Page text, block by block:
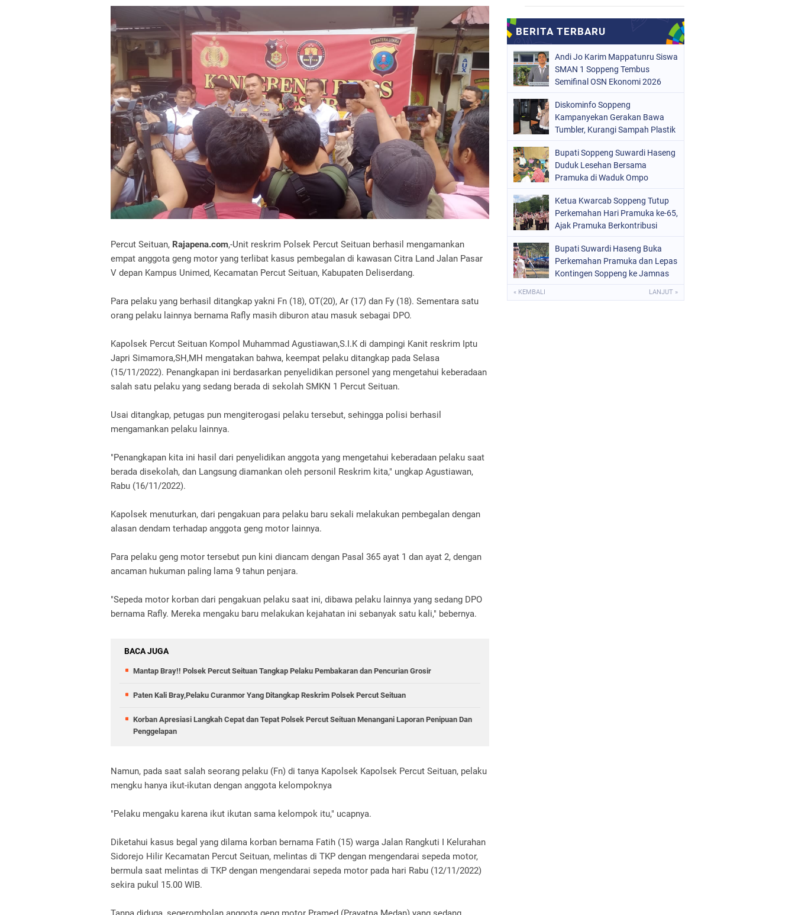
Percut Seituan, Rajapena.com,-Unit reskrim Polsek Percut Seituan berhasil mengamankan
empat anggota geng motor yang terlibat kasus pembegalan di kawasan Citra Land Jalan Pasar
V depan Kampus Unimed, Kecamatan Percut Seituan, Kabupaten Deliserdang.
Para pelaku yang berhasil ditangkap yakni Fn (18), OT(20), Ar (17) dan Fy (18). Sementara satu
orang pelaku lainnya bernama Rafly masih diburon atau masuk sebagai DPO.
Kapolsek Percut Seituan Kompol Muhammad Agustiawan,S.I.K di dampingi Kanit reskrim Iptu
Japri Simamora,SH,MH mengatakan bahwa, keempat pelaku ditangkap pada Selasa
(15/11/2022). Penangkapan ini berdasarkan penyelidikan personel yang mengetahui keberadaan
salah satu pelaku yang sedang berada di sekolah SMKN 1 Percut Seituan.
Usai ditangkap, petugas pun mengiterogasi pelaku tersebut, sehingga polisi berhasil
mengamankan pelaku lainnya.
"Penangkapan kita ini hasil dari penyelidikan anggota yang mengetahui keberadaan pelaku saat
berada disekolah, dan Langsung diamankan oleh personil Reskrim kita," ungkap Agustiawan,
Rabu (16/11/2022).
Kapolsek menuturkan, dari pengakuan para pelaku baru sekali melakukan pembegalan dengan
alasan dendam terhadap anggota geng motor lainnya.
Para pelaku geng motor tersebut pun kini diancam dengan Pasal 365 ayat 1 dan ayat 2, dengan
ancaman hukuman paling lama 9 tahun penjara.
"Sepeda motor korban dari pengakuan pelaku saat ini, dibawa pelaku lainnya yang sedang DPO
bernama Rafly. Mereka mengaku baru melakukan kejahatan ini sebanyak satu kali," bebernya.
BACA JUGA
Mantap Bray!! Polsek Percut Seituan Tangkap Pelaku Pembakaran dan Pencurian Grosir
Paten Kali Bray,Pelaku Curanmor Yang Ditangkap Reskrim Polsek Percut Seituan
Korban Apresiasi Langkah Cepat dan Tepat Polsek Percut Seituan Menangani Laporan Penipuan Dan
Penggelapan
Namun, pada saat salah seorang pelaku (Fn) di tanya Kapolsek Kapolsek Percut Seituan, pelaku
mengku hanya ikut-ikutan dengan anggota kelompoknya
"Pelaku mengaku karena ikut ikutan sama kelompok itu," ucapnya.
Diketahui kasus begal yang dilama korban bernama Fatih (15) warga Jalan Rangkuti I Kelurahan
Sidorejo Hilir Kecamatan Percut Seituan, melintas di TKP dengan mengendarai sepeda motor,
bermula saat melintas di TKP dengan mengendarai sepeda motor pada hari Rabu (12/11/2022)
sekira pukul 15.00 WIB.
MAKASSAR
(748)
ORGANISASI (162)
PERISTIWA
POLITIK
POLRI
SULSEL
Andi Jo Karim Mappatunru Siswa
SMAN 1 Soppeng Tembus
Semifinal OSN Ekonomi 2026
Diskominfo Soppeng
Kampanyekan Gerakan Bawa
Tumbler, Kurangi Sampah Plastik
Bupati Soppeng Suwardi Haseng
Duduk Lesehan Bersama
Pramuka di Waduk Ompo
Ketua Kwarcab Soppeng Tutup
Perkemahan Hari Pramuka ke-65,
Ajak Pramuka Berkontribusi
Bupati Suwardi Haseng Buka
Perkemahan Pramuka dan Lepas
Kontingen Soppeng ke Jamnas
« KEMBALI LANJUT »